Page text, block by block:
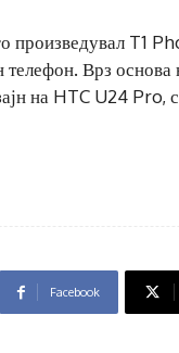
произведувал T1
Врз
на HTC U24
Facebook